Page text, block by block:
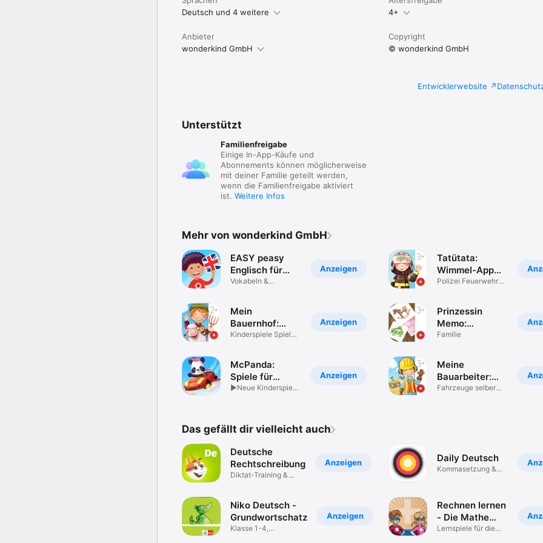
Deutsch und 4 weitere
4+
Anbieter
wonderkind GmbH
Copyright
© wonderkind GmbH
Entwicklerwebsite
Unterstützt
Familienfreigabe
Einige In-App-Käufe und
Abonnements können möglicherweise
mit deiner Familie geteilt werden,
wenn die Familienfreigabe aktiviert
ist. Weitere Infos
Mehr von wonderkind GmbH
Anzeigen
EASY peasy
Englisch für
Kinder
Vokabeln &
Anzeigen
Mein
Bauernhof:
Wimmel App 2+
Kinderspiele Spiele
Anzeigen
McPanda:
Spiele für
Kinder App
►Neue Kinderspiele
Tatütata:
Wimmel-App
Kinder
Polizei Feuerwehr
Prinzessin
Memo:
Kinderspiele &
Familie
Meine
Bauarbeiter:
Wimmelapp
Fahrzeuge selber
Das gefällt dir vielleicht auch
Anzeigen
Deutsche
Rechtschreibung
Diktat-Training &
Anzeigen
Niko Deutsch -
Grundwortschatz
Klasse 1-4,
Daily Deutsch
Kommasetzung &
Rechnen lernen
- Die Mathe
App
Lernspiele für die